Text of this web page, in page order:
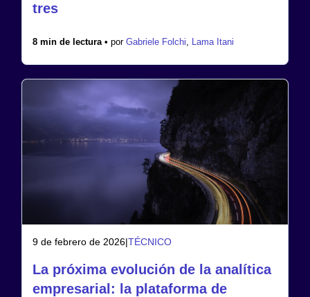
tres
8 min de lectura • por Gabriele Folchi, Lama Itani
9 de febrero de 2026|TÉCNICO
La próxima evolución de la analítica
empresarial: la plataforma de